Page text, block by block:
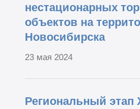
нестационарных
объектов на
Новосибирска
23 мая 2024
Региональный этап